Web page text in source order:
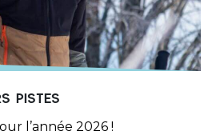
PISTES
l’année 2026 !